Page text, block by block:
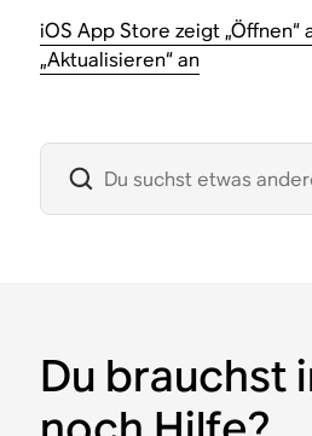
iOS App Store zeigt „Öffnen“
„Aktualisieren“ an
Du brauchst